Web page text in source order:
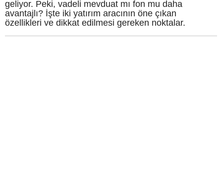
geliyor. Peki, vadeli mevduat mı fon mu daha
avantajlı? İşte iki yatırım aracının öne çıkan
özellikleri ve dikkat edilmesi gereken noktalar.